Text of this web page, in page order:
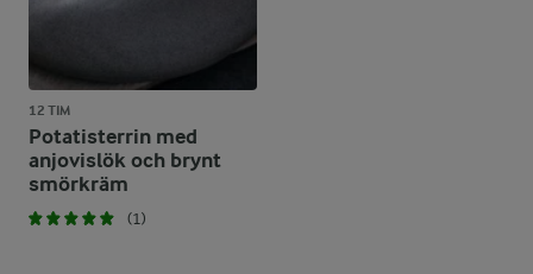
12 TIM
Potatisterrin med
anjovislök och brynt
smörkräm
(1)